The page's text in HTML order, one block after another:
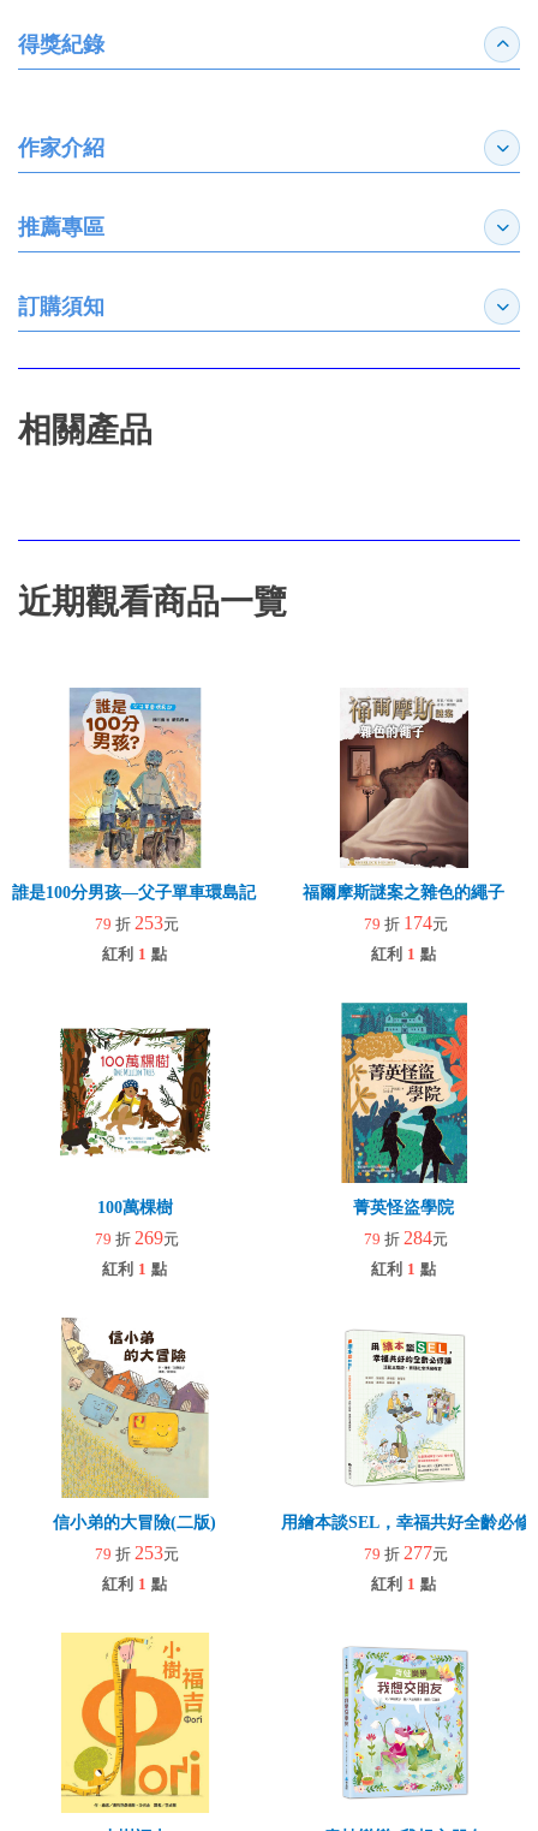
得獎紀錄 收合
作家介紹 展開
推薦專區 展開
訂購須知 展開
相關產品
近期觀看商品一覽
誰是100分男孩—父子單車環島記（二版）
79 折 253元
紅利 1 點
福爾摩斯謎案之雜色的繩子
79 折 174元
紅利 1 點
100萬棵樹
79 折 269元
紅利 1 點
菁英怪盜學院
79 折 284元
紅利 1 點
信小弟的大冒險(二版)
79 折 253元
紅利 1 點
用繪本談SEL，幸福共好全齡必修
79 折 277元
紅利 1 點